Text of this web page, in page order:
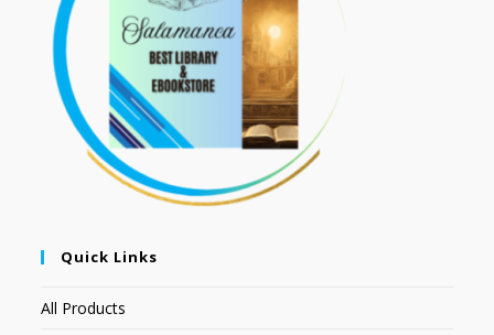
Quick Links
All Products